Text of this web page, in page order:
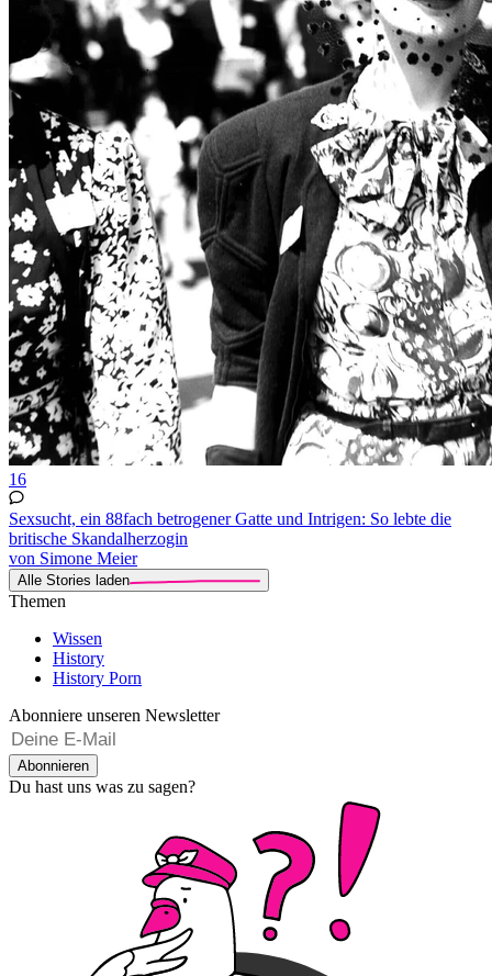
16
Sexsucht, ein 88fach betrogener Gatte und Intrigen: So lebte die
britische Skandalherzogin
von Simone Meier
Alle Stories laden
Themen
Wissen
History
History Porn
Abonniere unseren Newsletter
Abonnieren
Du hast uns was zu sagen?